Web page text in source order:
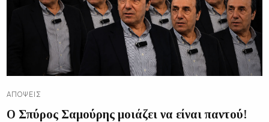
ΑΠΌΨΕΙΣ
Ο Σπύρος Σαμούρης μοιάζει να είναι παντού!